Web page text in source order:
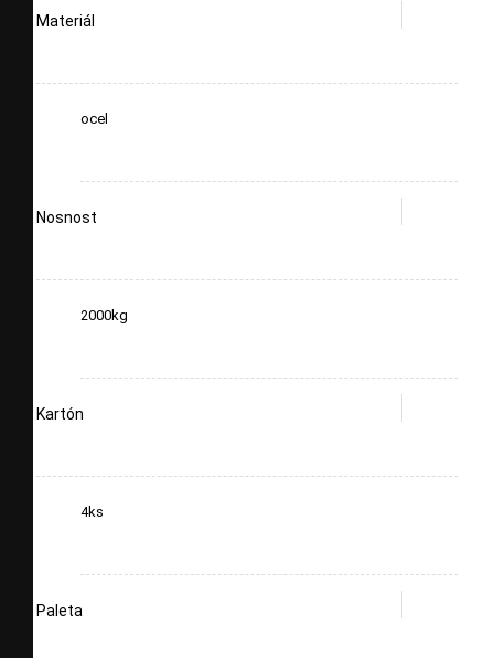
Materiál
ocel
Nosnost
2000kg
Kartón
4ks
Paleta